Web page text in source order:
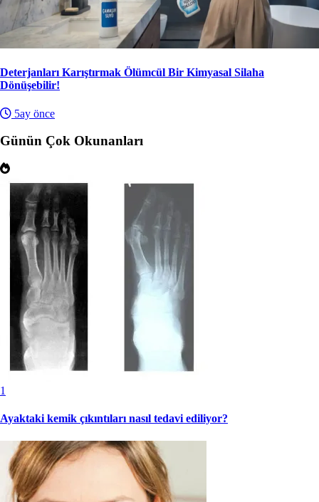
Deterjanları Karıştırmak Ölümcül Bir Kimyasal Silaha
Dönüşebilir!
5ay önce
Günün Çok Okunanları
1
Ayaktaki kemik çıkıntıları nasıl tedavi ediliyor?